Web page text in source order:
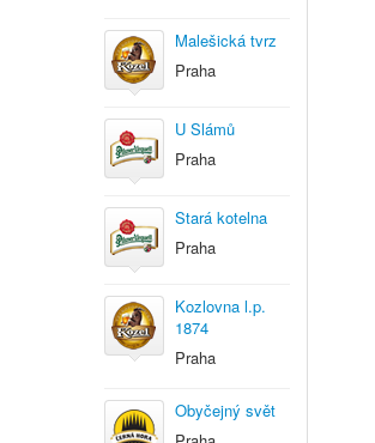
Malešická tvrz
Praha
U Slámů
Praha
Stará kotelna
Praha
Kozlovna l.p.
1874
Praha
Obyčejný svět